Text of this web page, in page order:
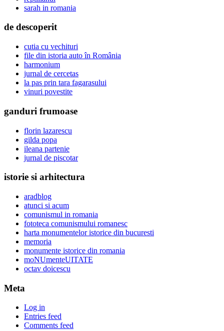
sarah in romania
de descoperit
cutia cu vechituri
file din istoria auto în România
harmonium
jurnal de cercetas
la pas prin tara fagarasului
vinuri povestite
ganduri frumoase
florin lazarescu
gilda popa
ileana partenie
jurnal de piscotar
istorie si arhitectura
aradblog
atunci si acum
comunismul in romania
fototeca comunismului romanesc
harta monumentelor istorice din bucuresti
memoria
monumente istorice din romania
moNUmenteUITATE
octav doicescu
Meta
Log in
Entries feed
Comments feed